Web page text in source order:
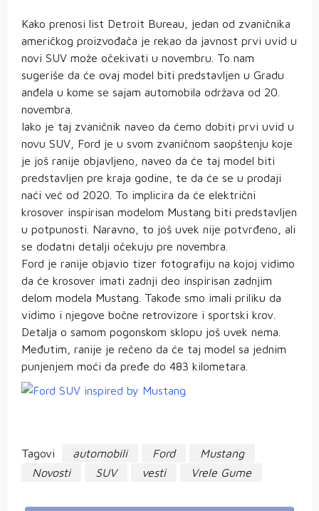
Kako prenosi list Detroit Bureau, jedan od zvaničnika
američkog proizvođača je rekao da javnost prvi uvid u
novi SUV može očekivati u novembru. To nam
sugeriše da će ovaj model biti predstavljen u Gradu
anđela u kome se sajam automobila održava od 20.
novembra.
Iako je taj zvaničnik naveo da ćemo dobiti prvi uvid u
novu SUV, Ford je u svom zvaničnom saopštenju koje
je još ranije objavljeno, naveo da će taj model biti
predstavljen pre kraja godine, te da će se u prodaji
naći već od 2020. To implicira da će električni
krosover inspirisan modelom Mustang biti predstavljen
u potpunosti. Naravno, to još uvek nije potvrđeno, ali
se dodatni detalji očekuju pre novembra.
Ford je ranije objavio tizer fotografiju na kojoj vidimo
da će krosover imati zadnji deo inspirisan zadnjim
delom modela Mustang. Takođe smo imali priliku da
vidimo i njegove bočne retrovizore i sportski krov.
Detalja o samom pogonskom sklopu još uvek nema.
Međutim, ranije je rečeno da će taj model sa jednim
punjenjem moći da pređe do 483 kilometara.
Tagovi automobili Ford
Mustang
Novosti
SUV vesti Vrele Gume